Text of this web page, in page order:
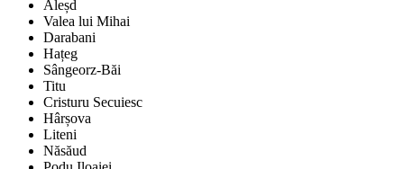
Aleșd
Valea lui Mihai
Darabani
Hațeg
Sângeorz-Băi
Titu
Cristuru Secuiesc
Hârșova
Liteni
Năsăud